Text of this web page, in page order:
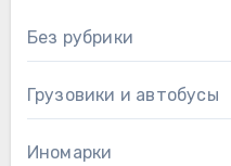
Без рубрики
Грузовики и автобусы
Иномарки